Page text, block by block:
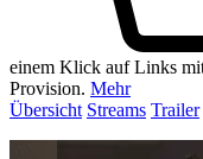
einem Klick auf Links
Provision. Mehr
Übersicht Streams Trailer